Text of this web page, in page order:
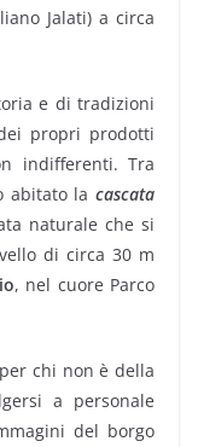
Jalati) a circa
e di tradizioni
propri prodotti
indifferenti. Tra
abitato la cascata
naturale che si
di circa 30 m
, nel cuore Parco
chi non è della
a personale
del borgo